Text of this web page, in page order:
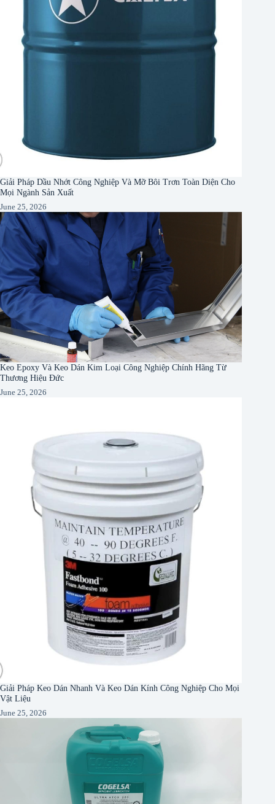
Giải Pháp Dầu Nhớt Công Nghiệp Và Mỡ Bôi Trơn Toàn Diện Cho
Mọi Ngành Sản Xuất
June 25, 2026
Keo Epoxy Và Keo Dán Kim Loại Công Nghiệp Chính Hãng Từ
Thương Hiệu Đức
June 25, 2026
Giải Pháp Keo Dán Nhanh Và Keo Dán Kính Công Nghiệp Cho Mọi
Vật Liệu
June 25, 2026